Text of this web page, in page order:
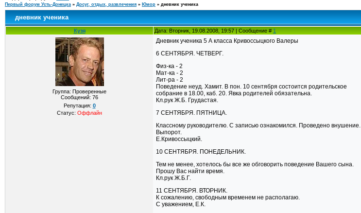
Первый форум Усть-Донецка » Досуг, отдых, развлечения » Юмор » дневник ученика
дневник ученика
Кузя Дата: Вторник, 19.08.2008, 19:57 | Сообщение # 1
Группа: Проверенные
Сообщений: 76
Репутация: 0
Статус: Оффлайн
Дневник ученика 5 А класса Кривоссыцкого Валеры
6 СЕНТЯБРЯ. ЧЕТВЕРГ.
Физ-ка - 2
Мат-ка - 2
Лит-ра - 2
Поведение неуд. Хамит. В пон. 10 сентября состоится родительское
собрание в 18.00, каб. 20. Явка родителей обязательна.
Кл.рук Ж.Б. Грудастая.
7 СЕНТЯБРЯ. ПЯТНИЦА.
Классному руководителю. С записью ознакомился. Проведено внушение.
Выпорот.
Е.Кривоссыцкий.
10 СЕНТЯБРЯ. ПОНЕДЕЛЬНИК.
Тем не менее, хотелось бы все же обговорить поведение Вашего сына.
Прошу Вас найти время.
Кл.рук Ж.Б.Г.
11 СЕНТЯБРЯ. ВТОРНИК.
К сожалению, свободным временем не располагаю.
С уважением, Е.К.